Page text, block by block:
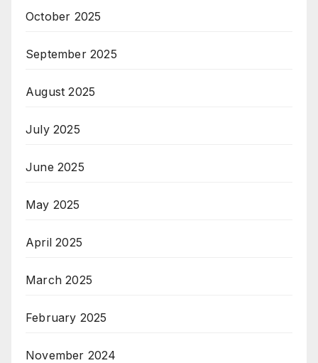
October 2025
September 2025
August 2025
July 2025
June 2025
May 2025
April 2025
March 2025
February 2025
November 2024